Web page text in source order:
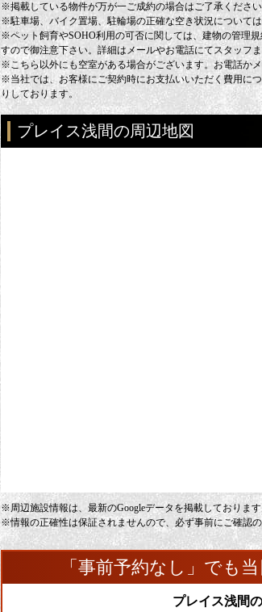
※掲載している物件が万が一ご成約の場合はご了承ください
※駐車場、バイク置場、駐輪場の正確な空き状況については
※ペット飼育やSOHO利用の可否に関しては、建物の管理
すので御注意下さい。詳細はメールやお電話にてスタッフ
※こちら以外にも空室がある場合がございます。お電話か
※当社では、お客様にご契約時にお支払いいただく費用に
りしております。
プレイス浅間の周辺地図
※周辺施設情報は、最新のGoogleデータを掲載しておりま
※情報の正確性は保証されませんので、必ず事前にご確認
「事前予約なし」でも
プレイス浅間